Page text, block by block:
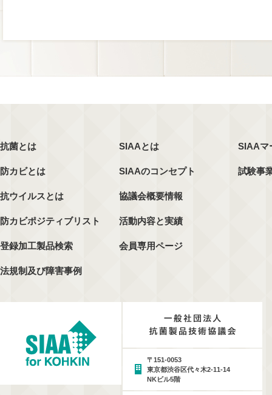
抗菌とは
防カビとは
抗ウイルスとは
防カビポジティブリスト
登録加工製品検索
法規制及び障害事例
SIAAとは
SIAAのコンセプト
協議会概要情報
活動内容と実績
会員専用ページ
SIAAマ
試験事
〒151-0053
東京都渋谷区代々木2-11-14
NKビル5階